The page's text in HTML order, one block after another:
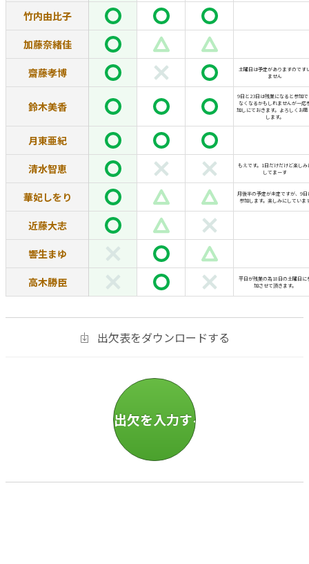
竹内由比子
加藤奈緒佳
齋藤孝博
土曜日は予定がありますのです
ません
鈴木美香
9日と23日は残業になると参加で
なくなるかもしれませんが一応
加しにておきます。よろしくお
します。
月東亜紀
清水智恵
もえです。1日だけだけど楽しみ
してまーす
華妃しをり
月後半の予定が未定ですが、9日
参加します。楽しみにしていま
近藤大志
響生まゆ
高木勝臣
平日が残業の為18日の土曜日に
加させて頂きます。
出欠表をダウンロードする